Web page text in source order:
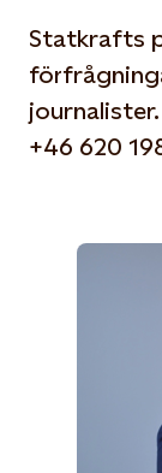
Statkrafts
+46 620